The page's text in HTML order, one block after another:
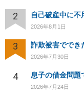
2 自己破産中に不
2026年8月1日
3 詐欺被害ででき
2026年7月30日
4
2026年7月24日